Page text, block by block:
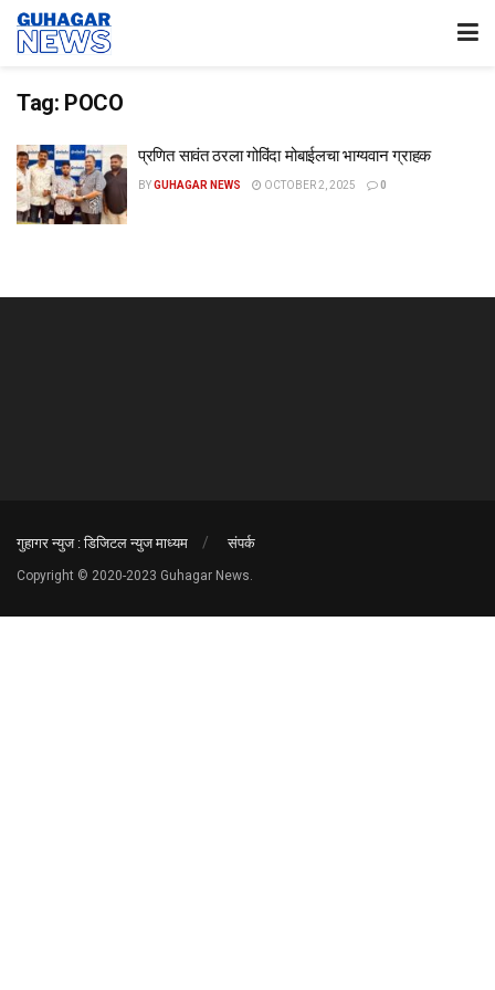
Tag: POCO
प्रणित सावंत ठरला गोविंदा मोबाईलचा भाग्यवान ग्राहक
BYGUHAGAR NEWS OCTOBER 2, 2025 0
गुहागर न्युज : डिजिटल न्युज माध्यम संपर्क
Copyright © 2020-2023 Guhagar News.